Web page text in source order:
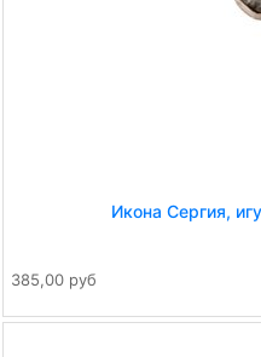
Икона Сергия,
385,00 руб